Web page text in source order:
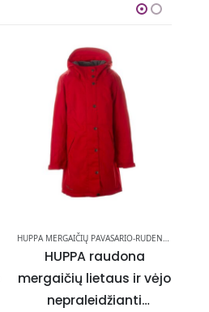
HUPPA raudona
mergaičių lietaus ir vėjo
nepraleidžianti